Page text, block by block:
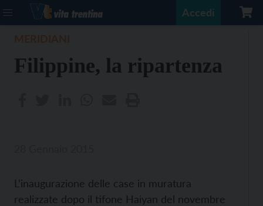
Accedi
Filippine, la ripartenza
L’inaugurazione delle case in muratura
realizzate dopo il tifone Haiyan del novembre